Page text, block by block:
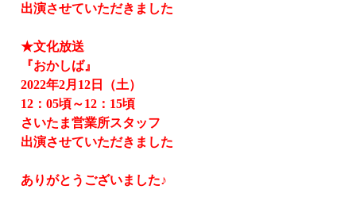
出演させていただきました
★文化放送
『おかしば』
2022年2月 12 日（土）
12 ：05頃～12 ： 15頃
さいたま営業所スタッフ
出演させていただきました
ありがとうございました♪